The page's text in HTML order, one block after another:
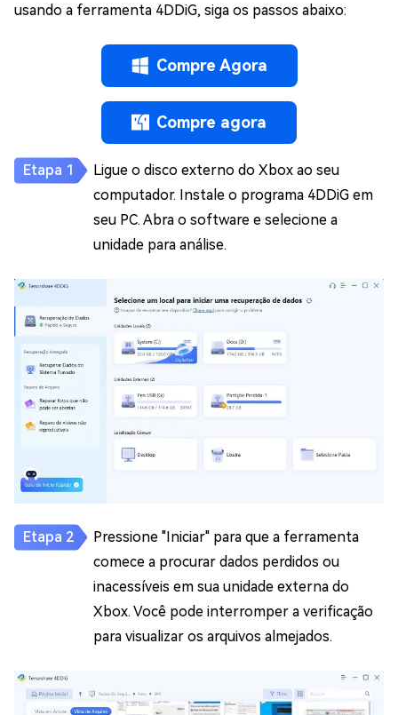
usando a ferramenta 4DDiG, siga os passos abaixo:
Compre Agora
Compre agora
Ligue o disco externo do Xbox ao seu
computador. Instale o programa 4DDiG em
seu PC. Abra o software e selecione a
unidade para análise.
Pressione "Iniciar" para que a ferramenta
comece a procurar dados perdidos ou
inacessíveis em sua unidade externa do
Xbox. Você pode interromper a verificação
para visualizar os arquivos almejados.